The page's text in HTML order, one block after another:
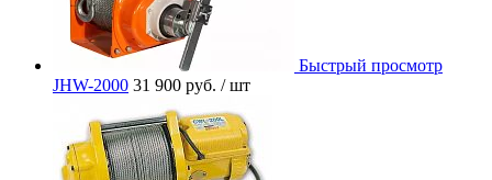
Быстрый просмотр
JHW-2000 31 900 руб. / шт